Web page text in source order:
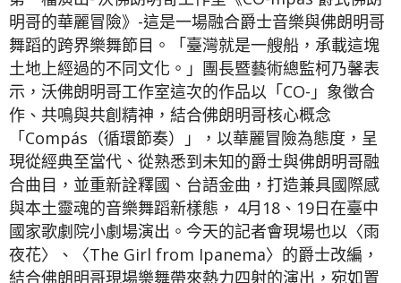
明哥的華麗冒險》-這是一場融合爵士音樂與佛朗明哥
舞蹈的跨界樂舞節目。「臺灣就是一艘船，承載這塊
土地上經過的不同文化。」團長暨藝術總監柯乃馨表
示，沃佛朗明哥工作室這次的作品以「CO-」象徵合
作、共鳴與共創精神，結合佛朗明哥核心概念
「Compás（循環節奏）」，以華麗冒險為態度，呈
現從經典至當代、從熟悉到未知的爵士與佛朗明哥融
合曲目，並重新詮釋國、台語金曲，打造兼具國際感
與本土靈魂的音樂舞蹈新樣態， 4月18、19日在臺中
國家歌劇院小劇場演出。今天的記者會現場也以〈雨
夜花〉、〈The Girl from Ipanema〉的爵士改編，
結合佛朗明哥現場樂舞帶來熱力四射的演出，宛如置